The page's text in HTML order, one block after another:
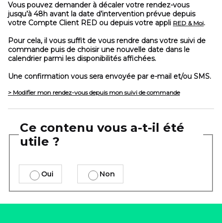
Vous pouvez demander à décaler votre rendez-vous
jusqu’à 48h avant la date d’intervention prévue depuis
votre Compte Client RED ou depuis votre appli RED & Moi.
Pour cela, il vous suffit de vous rendre dans votre suivi de
commande puis de choisir une nouvelle date dans le
calendrier parmi les disponibilités affichées.
Une confirmation vous sera envoyée par e-mail et/ou SMS.
> Modifier mon rendez-vous depuis mon suivi de commande
Ce contenu vous a-t-il été
utile ?
Oui Non